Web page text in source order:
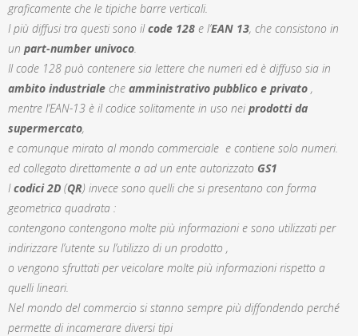
graficamente che le tipiche barre verticali.
I più diffusi tra questi sono ilcode 128 e l’EAN 13, che consistono in
un part-number univoco.
Il code 128 può contenere sia lettere che numeri ed è diffuso sia in
ambito industriale che amministrativo pubblico e privato ,
mentre l’EAN-13 è il codice solitamente in uso nei prodotti da
supermercato,
e comunque mirato al mondo commerciale e contiene solo numeri.
ed collegato direttamente a ad un ente autorizzato GS1
Icodici 2D (QR) invece sono quelli che si presentano con forma
geometrica quadrata :
contengono contengono molte più informazioni e sono utilizzati per
indirizzare l’utente su l’utilizzo di un prodotto ,
o vengono sfruttati per veicolare molte più informazioni rispetto a
quelli lineari.
Nel mondo del commercio si stanno sempre più diffondendo perché
permette di incamerare diversi tipi